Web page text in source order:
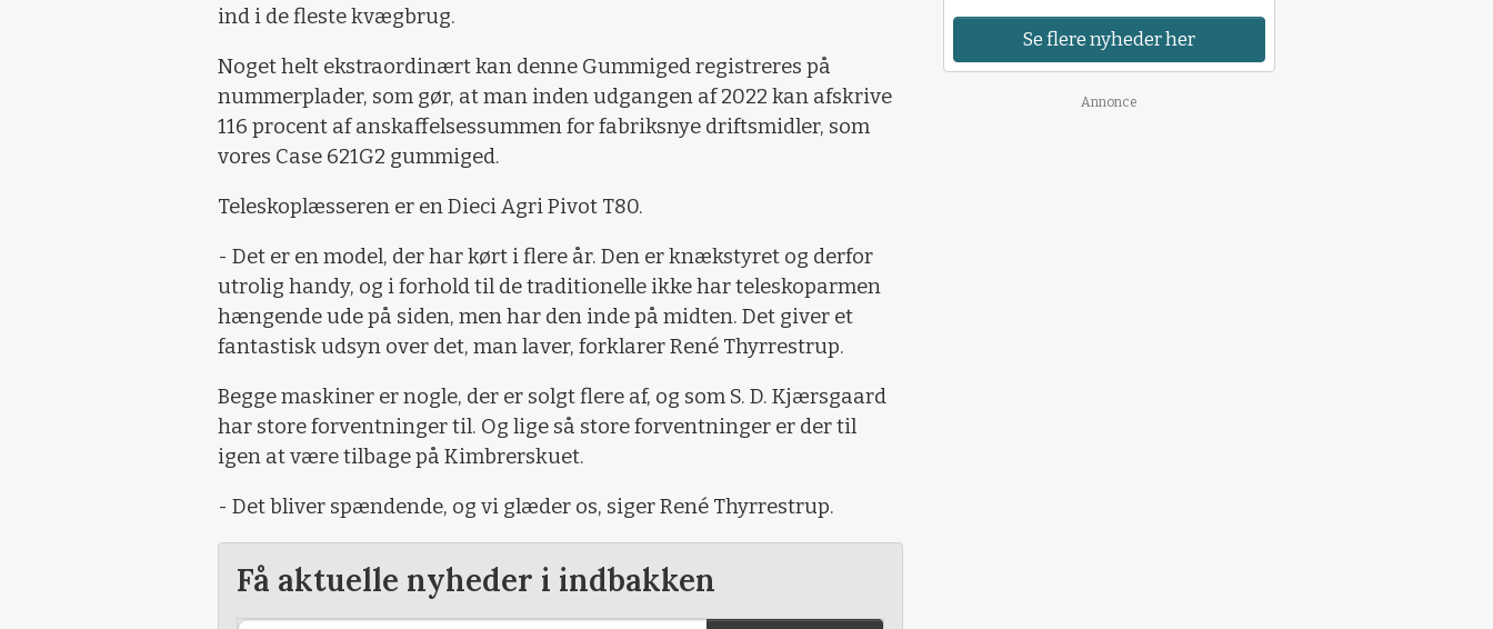
ind i de fleste kvægbrug.
Noget helt ekstraordinært kan denne Gummiged registreres på
nummerplader, som gør, at man inden udgangen af 2022 kan afskrive
116 procent af anskaffelsessummen for fabriksnye driftsmidler, som
vores Case 621G2 gummiged.
Teleskoplæsseren er en Dieci Agri Pivot T80.
- Det er en model, der har kørt i flere år. Den er knækstyret og derfor
utrolig handy, og i forhold til de traditionelle ikke har teleskoparmen
hængende ude på siden, men har den inde på midten. Det giver et
fantastisk udsyn over det, man laver, forklarer René Thyrrestrup.
Begge maskiner er nogle, der er solgt flere af, og som S. D. Kjærsgaard
har store forventninger til. Og lige så store forventninger er der til
igen at være tilbage på Kimbrerskuet.
- Det bliver spændende, og vi glæder os, siger René Thyrrestrup.
Få aktuelle nyheder i indbakken
Se flere nyheder her
Annonce